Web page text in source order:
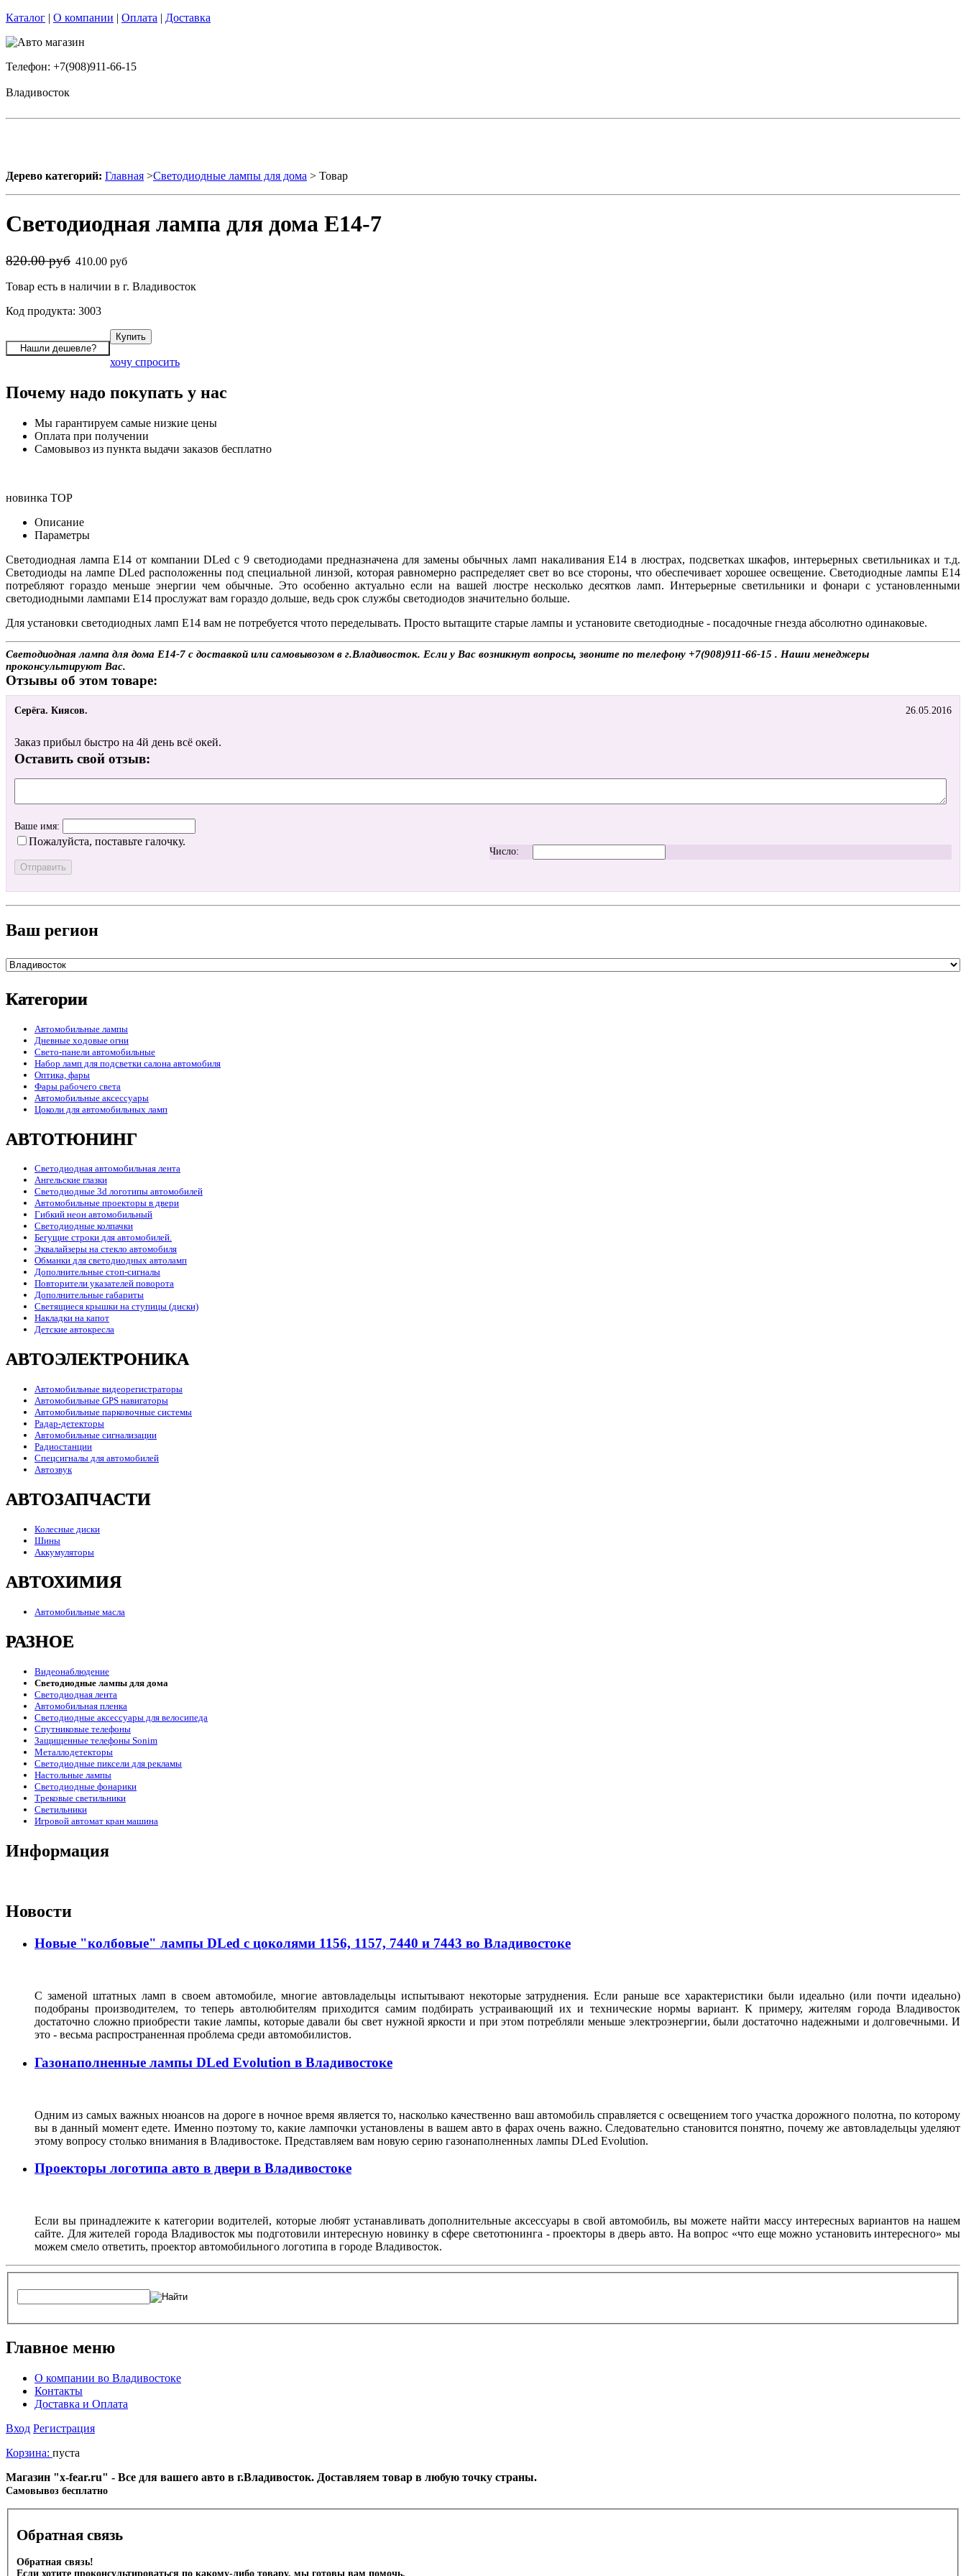
Каталог | О компании | Оплата | Доставка
Телефон: +7(908)911-66-15
Владивосток
Дерево категорий: Главная >Светодиодные лампы для дома > Товар
Светодиодная лампа для дома E14-7
820.00 руб 410.00 руб
Товар есть в наличии в г. Владивосток
Код продукта: 3003
хочу спросить
Почему надо покупать у нас
Мы гарантируем самые низкие цены
Оплата при получении
Самовывоз из пункта выдачи заказов бесплатно
новинка TOP
Описание
Параметры
Светодиодная лампа E14 от компании DLed с 9 светодиодами предназначена для замены обычных ламп накаливания E14 в люстрах, подсветках шкафов, интерьерных светильниках и т.д.
Светодиоды на лампе DLed расположенны под специальной линзой, которая равномерно распределяет свет во все стороны, что обеспечивает хорошее освещение. Светодиодные лампы E14
потребляют гораздо меньше энергии чем обычные. Это особенно актуально если на вашей люстре несколько десятков ламп. Интерьерные светильники и фонари с установленными
светодиодными лампами E14 прослужат вам гораздо дольше, ведь срок службы светодиодов значительно больше.
Для установки светодиодных ламп E14 вам не потребуется чтото переделывать. Просто вытащите старые лампы и установите светодиодные - посадочные гнезда абсолютно одинаковые.
Светодиодная лампа для дома E14-7 с доставкой или самовывозом в г.Владивосток. Если у Вас возникнут вопросы, звоните по телефону +7(908)911-66-15 . Наши менеджеры
проконсультируют Вас.
Отзывы об этом товаре:
Серёга. Киясов. 26.05.2016
Заказ прибыл быстро на 4й день всё окей.
Оставить свой отзыв:
Ваше имя:
Пожалуйста, поставьте галочку.
Число:
Ваш регион
Категории
Автомобильные лампы
Дневные ходовые огни
Свето-панели автомобильные
Набор ламп для подсветки салона автомобиля
Оптика, фары
Фары рабочего света
Автомобильные аксессуары
Цоколи для автомобильных ламп
АВТОТЮНИНГ
Светодиодная автомобильная лента
Ангельские глазки
Светодиодные 3d логотипы автомобилей
Автомобильные проекторы в двери
Гибкий неон автомобильный
Светодиодные колпачки
Бегущие строки для автомобилей.
Эквалайзеры на стекло автомобиля
Обманки для светодиодных автоламп
Дополнительные стоп-сигналы
Повторители указателей поворота
Дополнительные габариты
Светящиеся крышки на ступицы (диски)
Накладки на капот
Детские автокресла
АВТОЭЛЕКТРОНИКА
Автомобильные видеорегистраторы
Автомобильные GPS навигаторы
Автомобильные парковочные системы
Радар-детекторы
Автомобильные сигнализации
Радиостанции
Спецсигналы для автомобилей
Автозвук
АВТОЗАПЧАСТИ
Колесные диски
Шины
Аккумуляторы
АВТОХИМИЯ
Автомобильные масла
РАЗНОЕ
Видеонаблюдение
Светодиодные лампы для дома
Светодиодная лента
Автомобильная пленка
Светодиодные аксессуары для велосипеда
Спутниковые телефоны
Защищенные телефоны Sonim
Металлодетекторы
Светодиодные пиксели для рекламы
Настольные лампы
Светодиодные фонарики
Трековые светильники
Светильники
Игровой автомат кран машина
Информация
Новости
Новые "колбовые" лампы DLed с цоколями 1156, 1157, 7440 и 7443 во Владивостоке
С заменой штатных ламп в своем автомобиле, многие автовладельцы испытывают некоторые затруднения. Если раньше все характеристики были идеально (или почти идеально)
подобраны производителем, то теперь автолюбителям приходится самим подбирать устраивающий их и технические нормы вариант. К примеру, жителям города Владивосток
достаточно сложно приобрести такие лампы, которые давали бы свет нужной яркости и при этом потребляли меньше электроэнергии, были достаточно надежными и долговечными. И
это - весьма распространенная проблема среди автомобилистов.
Газонаполненные лампы DLed Evolution в Владивостоке
Одним из самых важных нюансов на дороге в ночное время является то, насколько качественно ваш автомобиль справляется с освещением того участка дорожного полотна, по которому
вы в данный момент едете. Именно поэтому то, какие лампочки установлены в вашем авто в фарах очень важно. Следовательно становится понятно, почему же автовладельцы уделяют
этому вопросу столько внимания в Владивостоке. Представляем вам новую серию газонаполненных лампы DLed Evolution.
Проекторы логотипа авто в двери в Владивостоке
Если вы принадлежите к категории водителей, которые любят устанавливать дополнительные аксессуары в свой автомобиль, вы можете найти массу интересных вариантов на нашем
сайте. Для жителей города Владивосток мы подготовили интересную новинку в сфере светотюнинга - проекторы в дверь авто. На вопрос «что еще можно установить интересного» мы
можем смело ответить, проектор автомобильного логотипа в городе Владивосток.
Главное меню
О компании во Владивостоке
Контакты
Доставка и Оплата
Вход Регистрация
Корзина: пуста
Магазин "x-fear.ru" - Все для вашего авто в г.Владивосток. Доставляем товар в любую точку страны.
Cамовывоз бесплатно
Обратная связь
Обратная связь!
Если хотите проконсультироваться по какому-либо товару, мы готовы вам помочь.